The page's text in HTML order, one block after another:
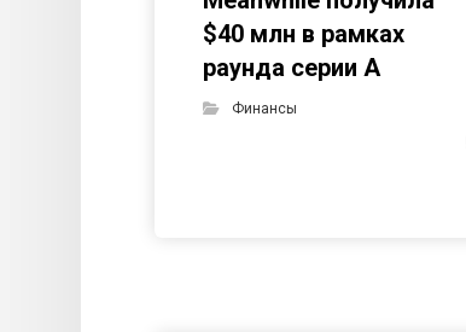
$40 млн в рамках
раунда серии А
Финансы